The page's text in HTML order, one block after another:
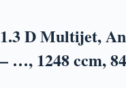
1.3 D Multijet,
– …, 1248 ccm,